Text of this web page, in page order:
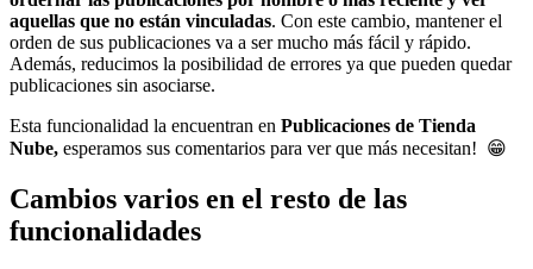
aquellas que no están vinculadas. Con este cambio, mantener el
orden de sus publicaciones va a ser mucho más fácil y rápido.
Además, reducimos la posibilidad de errores ya que pueden quedar
publicaciones sin asociarse.
Esta funcionalidad la encuentran en Publicaciones de Tienda
Nube, esperamos sus comentarios para ver que más necesitan! 😁
Cambios varios en el resto de las
funcionalidades